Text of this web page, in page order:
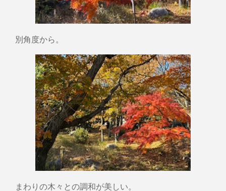
別角度から。
まわりの木々との調和が美しい。